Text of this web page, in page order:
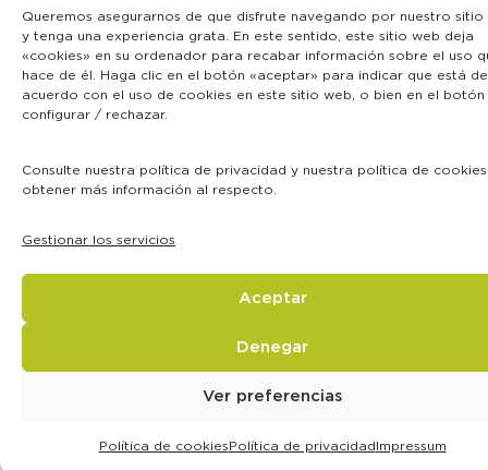
Queremos asegurarnos de que disfrute navegando por nuestro sitio
y tenga una experiencia grata. En este sentido, este sitio web deja
«cookies» en su ordenador para recabar información sobre el uso
hace de él. Haga clic en el botón «aceptar» para indicar que está de
acuerdo con el uso de cookies en este sitio web, o bien en el botón
configurar / rechazar.
Consulte nuestra política de privacidad y nuestra política de
obtener más información al respecto.
Gestionar los servicios
Aceptar
Denegar
Ver preferencias
Política de cookiesPolítica de privacidadImpressum